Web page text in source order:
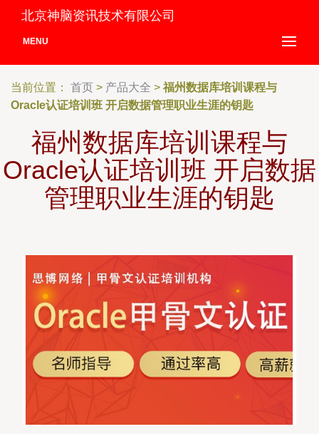
北京神脑资讯技术有限公司
MENU
当前位置： 首页 > 产品大全 > 福州数据库培训课程与
Oracle认证培训班 开启数据管理职业生涯的钥匙
福州数据库培训课程与
Oracle认证培训班 开启数据
管理职业生涯的钥匙